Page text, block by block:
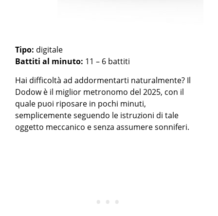
Tipo: digitale
Battiti al minuto: 11 – 6 battiti
Hai difficoltà ad addormentarti naturalmente? Il
Dodow è il miglior metronomo del 2025, con il
quale puoi riposare in pochi minuti,
semplicemente seguendo le istruzioni di tale
oggetto meccanico e senza assumere sonniferi.